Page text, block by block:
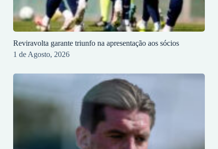
Reviravolta garante triunfo na apresentação aos sócios
1 de Agosto, 2026